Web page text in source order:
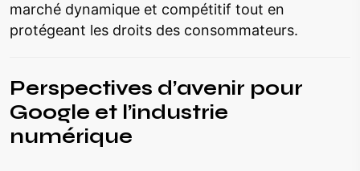
marché dynamique et compétitif tout en
protégeant les droits des consommateurs.
Perspectives d’avenir pour
Google et l’industrie
numérique